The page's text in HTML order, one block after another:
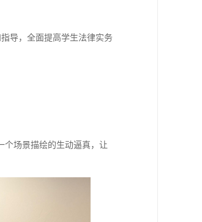
导，全面提高学生法律实务
个场景描绘的生动逼真，让